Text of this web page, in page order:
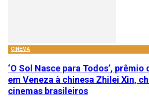
CINEMA
‘O Sol Nasce para Todos’,
em Veneza à chinesa Zhilei Xin,
cinemas brasileiros